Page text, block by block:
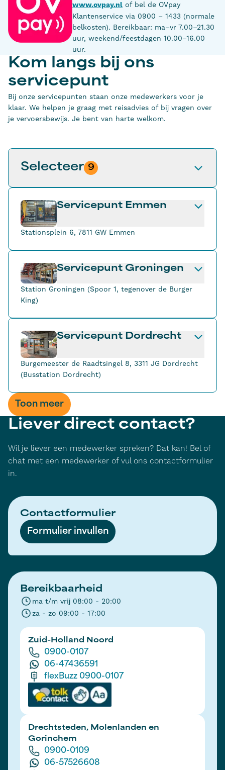
www.ovpay.nl of bel de OVpay
Klantenservice via 0900 – 1433 (normale
belkosten). Bereikbaar: ma–vr 7.00–21.30
uur, weekend/feestdagen 10.00–16.00
uur.
Kom langs bij ons
servicepunt
Bij onze servicepunten staan onze medewerkers voor je
klaar. We helpen je graag met reisadvies of bij vragen over
je vervoersbewijs. Je bent van harte welkom.
Selecteer 9
Servicepunt Emmen
Stationsplein 6, 7811 GW Emmen
Servicepunt Groningen
Station Groningen (Spoor 1, tegenover de Burger
King)
Servicepunt Dordrecht
Burgemeester de Raadtsingel 8, 3311 JG Dordrecht
(Busstation Dordrecht)
Toon meer
Liever direct contact?
Wil je liever een medewerker spreken? Dat kan! Bel of
chat met een medewerker of vul ons contactformulier
in.
Contactformulier
Formulier invullen
Bereikbaarheid
ma t/m vrij 08:00 - 20:00
za - zo 09:00 - 17:00
Zuid-Holland Noord
0900-0107
06-47436591
flexBuzz 0900-0107
Drechtsteden, Molenlanden en
Gorinchem
0900-0109
06-57526608